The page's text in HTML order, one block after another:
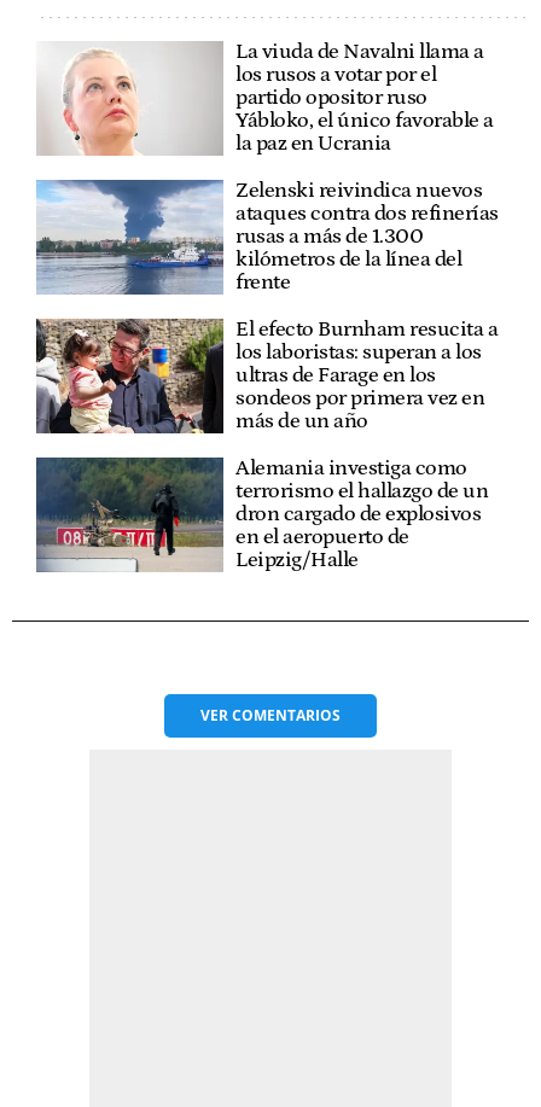
La viuda de Navalni llama a
los rusos a votar por el
partido opositor ruso
Yábloko, el único favorable a
la paz en Ucrania
Zelenski reivindica nuevos
ataques contra dos refinerías
rusas a más de 1.300
kilómetros de la línea del
frente
El efecto Burnham resucita a
los laboristas: superan a los
ultras de Farage en los
sondeos por primera vez en
más de un año
Alemania investiga como
terrorismo el hallazgo de un
dron cargado de explosivos
en el aeropuerto de
Leipzig/Halle
VERCOMENTARIOS